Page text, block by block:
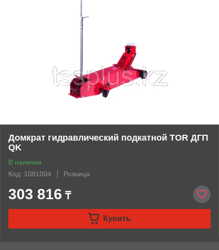
Домкрат гидравлический подкатной TOR ДГП
QK
В наличии
Код: 1081004
Розница
303 816 ₸
Купить